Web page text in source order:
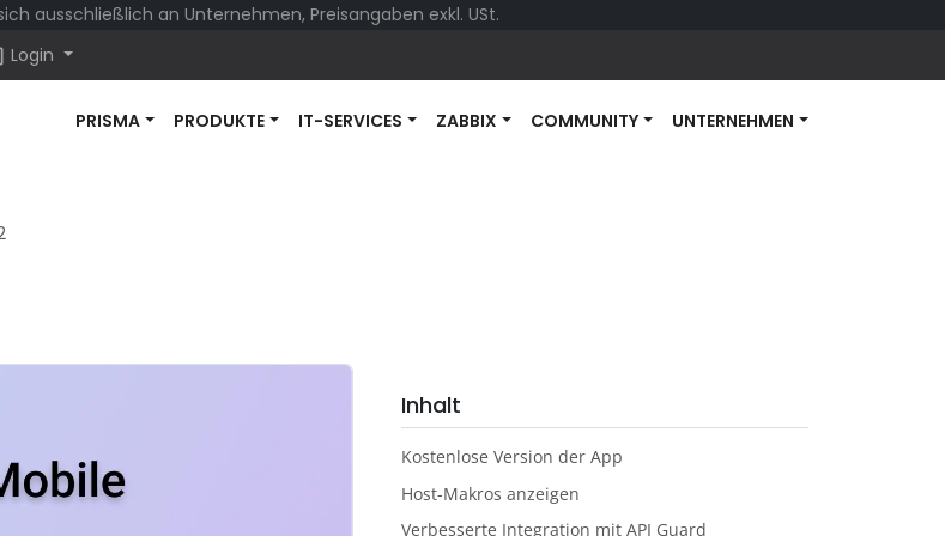
ausschließlich an Unternehmen, Preisangaben exkl. USt.
Login
PRISMA PRODUKTE IT-SERVICES ZABBIX COMMUNITY UNTERNEHMEN
Inhalt
Kostenlose Version der App
Host-Makros anzeigen
Verbesserte Integration mit API Guard